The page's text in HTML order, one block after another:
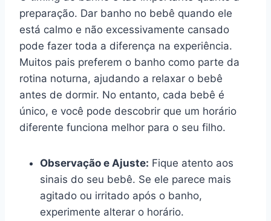
preparação. Dar banho no bebê quando ele
está calmo e não excessivamente cansado
pode fazer toda a diferença na experiência.
Muitos pais preferem o banho como parte da
rotina noturna, ajudando a relaxar o bebê
antes de dormir. No entanto, cada bebê é
único, e você pode descobrir que um horário
diferente funciona melhor para o seu filho.
Observação e Ajuste: Fique atento aos
sinais do seu bebê. Se ele parece mais
agitado ou irritado após o banho,
experimente alterar o horário.